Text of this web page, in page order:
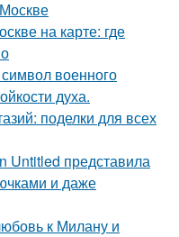
на карте: где
военного
духа.
поделки для всех
Untitled представила
и даже
к Милану и